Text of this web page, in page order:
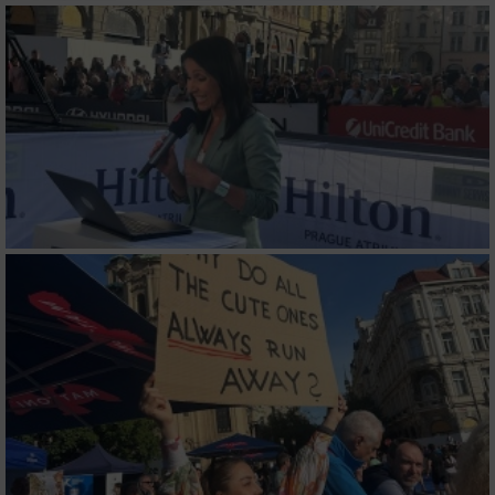
von Inhalten
Verwendung von Profilen zur Auswahl
personalisierter Inhalte
Messung der Werbeleistung
Messung der Performance von Inhalten
Analyse von Zielgruppen durch Statistiken
oder Kombinationen von Daten aus
verschiedenen Quellen
Entwicklung und Verbesserung der Angebote
Verwendung reduzierter Daten zur Auswahl
IAB-Besonderheiten: